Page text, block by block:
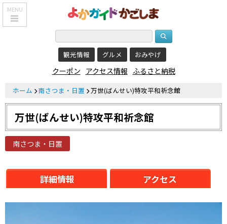
MENU
鹿児島基本情報
食べる・飲む
おみやげを買う
温泉
レジャー&
観光情報 グルメ おみやげ
クーポン アクセス情報 ふるさと納税
ホーム 南さつま・日置 万世(ばんせい)特攻平和祈念館
万世(ばんせい)特攻平和祈念館
南さつま・日置
詳細情報 アクセス